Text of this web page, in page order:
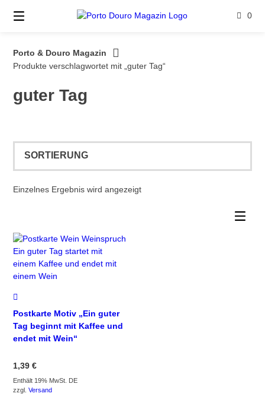
zum
0
Porto & Douro Magazin
Produkte verschlagwortet mit „guter Tag“
guter Tag
Einzelnes Ergebnis wird angezeigt
Postkarte Motiv „Ein guter
Tag beginnt mit Kaffee und
endet mit Wein“
1,39€
Enthält 19% MwSt. DE
zzgl.Versand